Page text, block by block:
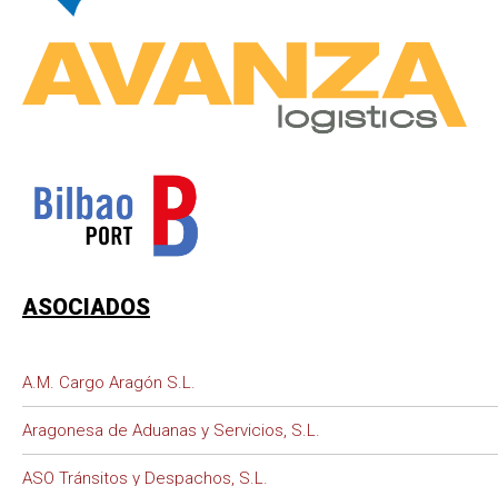
ASOCIADOS
A.M. Cargo Aragón S.L.
Aragonesa de Aduanas y Servicios, S.L.
ASO Tránsitos y Despachos, S.L.